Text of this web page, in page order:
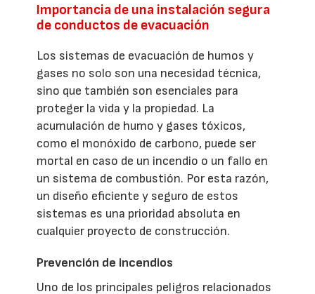
Importancia de una instalación segura
de conductos de evacuación
Los sistemas de evacuación de humos y
gases no solo son una necesidad técnica,
sino que también son esenciales para
proteger la vida y la propiedad. La
acumulación de humo y gases tóxicos,
como el monóxido de carbono, puede ser
mortal en caso de un incendio o un fallo en
un sistema de combustión. Por esta razón,
un diseño eficiente y seguro de estos
sistemas es una prioridad absoluta en
cualquier proyecto de construcción.
Prevención de incendios
Uno de los principales peligros relacionados